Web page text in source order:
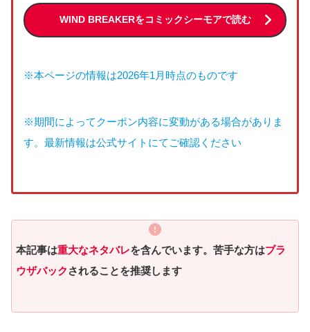
WIND BREAKERをコミックシーモアで読む
※本ページの情報は2026年1月時点のものです
※期間によってクーポン内容に変動がある場合がありま
す。最新情報は公式サイトにてご確認ください
本記事は重大なネタバレを含んでいます。苦手な方はブラ
ウザバック されることを推奨します